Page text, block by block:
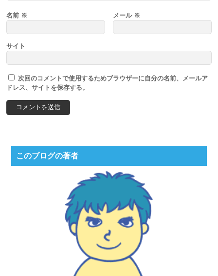
名前 ※ メール ※
サイト
次回のコメントで使用するためブラウザーに自分の名前、メールア
ドレス、サイトを保存する。
このブログの著者